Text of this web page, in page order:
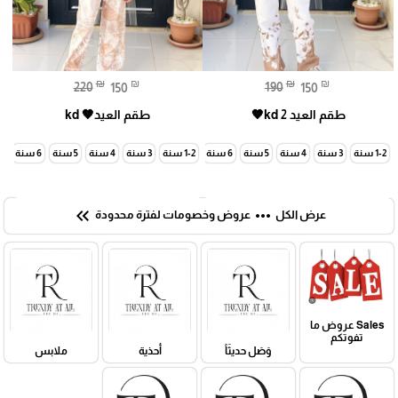
190 ₪ 150 ₪
طقم العيد kd 2🤎
1-2 سنة 3 سنة 4 سنة 5 سنة 6 سنة 7 سنة
220 ₪ 150 ₪
طقم العيد🤎 kd
1-2 سنة 3 سنة 4 سنة 5 سنة 6 سنة
عرض الكل more_horiz عروض وخصومات لفترة محدودة keyboard_double_arrow_left
Sales عروض ما
تفوتكم
وَصَل حديثَاً
أحذية ملابس